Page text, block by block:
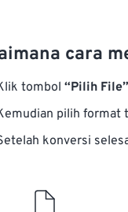
cara
tombol “Pilih File”
pilih format
konversi